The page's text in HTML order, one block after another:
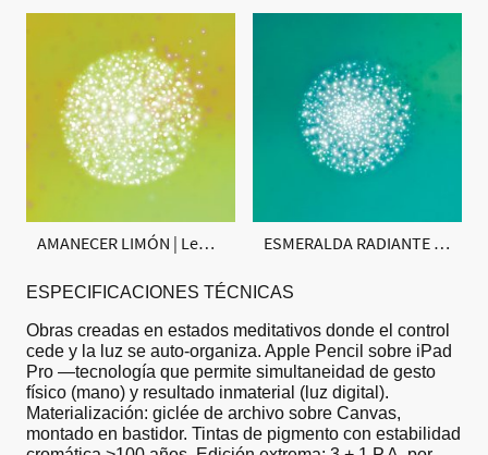
AMANECER LIMÓN | Lemon Dawn ESMERALDA RADIANTE | Radiant Emerald
ESPECIFICACIONES TÉCNICAS
Obras creadas en estados meditativos donde el control
cede y la luz se auto-organiza. Apple Pencil sobre iPad
Pro —tecnología que permite simultaneidad de gesto
físico (mano) y resultado inmaterial (luz digital).
Materialización: giclée de archivo sobre Canvas,
montado en bastidor. Tintas de pigmento con estabilidad